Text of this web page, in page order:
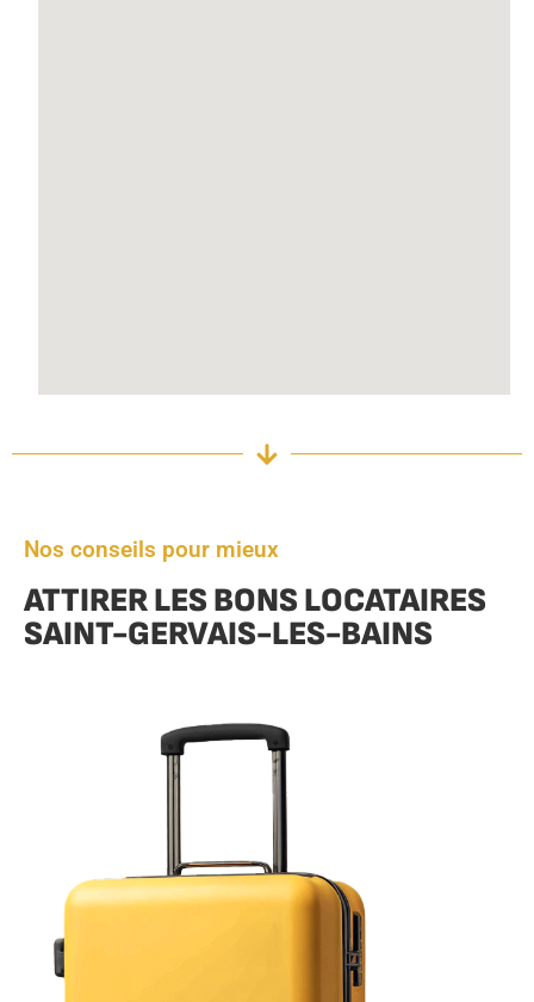
Nos conseils pour mieux
ATTIRER LES BONS LOCATAIRES
SAINT-GERVAIS-LES-BAINS